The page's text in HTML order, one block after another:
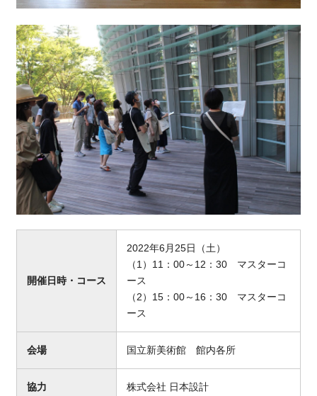
開催日時・コース
2022年6月25日（土）
（1）11：00～12：30 マスターコ
ース
（2）15：00～16：30 マスターコ
ース
会場 国立新美術館 館内各所
協力 株式会社 日本設計